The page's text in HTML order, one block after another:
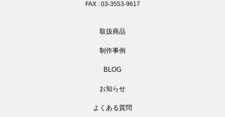
FAX : 03-3553-9617
取扱商品
制作事例
BLOG
お知らせ
よくある質問